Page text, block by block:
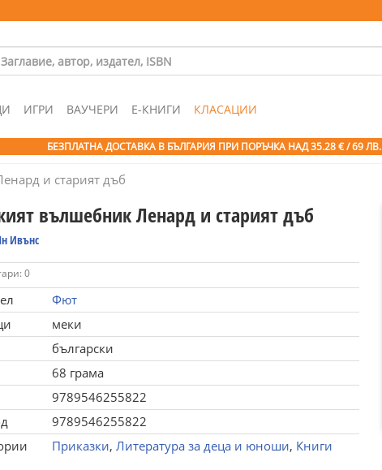
ИГРИ ВАУЧЕРИ Е-КНИГИ КЛАСАЦИИ
БЕЗПЛАТНА ДОСТАВКА В БЪЛГАРИЯ ПРИ ПОРЪЧКА НАД 35.28 € / 69 ЛВ.
и старият дъб
вълшебник Ленард и старият дъб
Ивънс
0
Фют
меки
български
68 грама
9789546255822
9789546255822
Приказки, Литература за деца и юноши, Книги